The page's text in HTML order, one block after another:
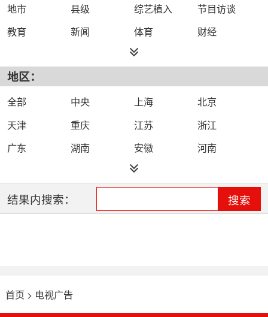
地市
县级 综艺植入
节目访谈
教育
新闻 体育
财经
科技
都市
文化
文艺 娱乐
影视
电影
生活 电视剧
综合
时尚
民生 IPTV智能电视
数字电视
站）
地区：
全部 中央 上海
北京
天津
重庆 江苏
浙江
广东
湖南 安徽
河南
四川
辽宁
山西
海南 陕西
甘肃
结果内搜索： 搜索
首页 > 电视广告